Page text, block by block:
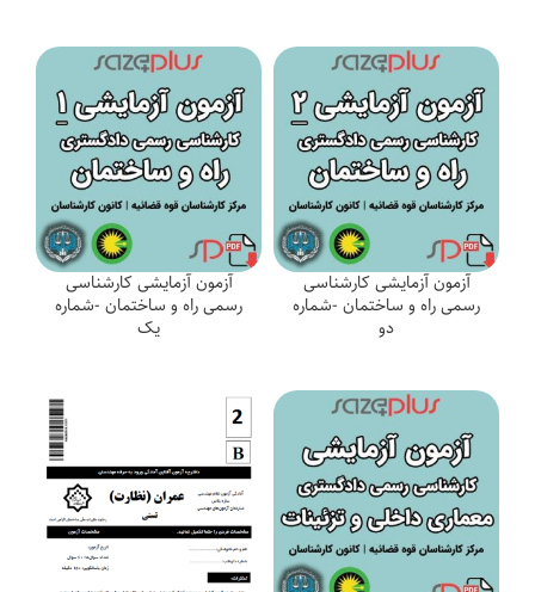
آزمون آزمایشی کارشناسی
رسمی راه و ساختمان -شماره
دو
آزمون آزمایشی کارشناسی
رسمی راه و ساختمان -شماره
یک